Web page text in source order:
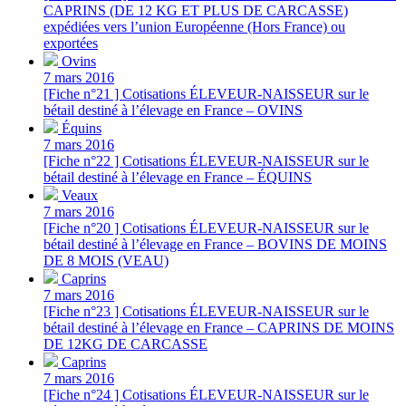
CAPRINS (DE 12 KG ET PLUS DE CARCASSE)
expédiées vers l’union Européenne (Hors France) ou
exportées
Ovins
7 mars 2016
[Fiche n°21 ] Cotisations ÉLEVEUR-NAISSEUR sur le
bétail destiné à l’élevage en France – OVINS
Équins
7 mars 2016
[Fiche n°22 ] Cotisations ÉLEVEUR-NAISSEUR sur le
bétail destiné à l’élevage en France – ÉQUINS
Veaux
7 mars 2016
[Fiche n°20 ] Cotisations ÉLEVEUR-NAISSEUR sur le
bétail destiné à l’élevage en France – BOVINS DE MOINS
DE 8 MOIS (VEAU)
Caprins
7 mars 2016
[Fiche n°23 ] Cotisations ÉLEVEUR-NAISSEUR sur le
bétail destiné à l’élevage en France – CAPRINS DE MOINS
DE 12KG DE CARCASSE
Caprins
7 mars 2016
[Fiche n°24 ] Cotisations ÉLEVEUR-NAISSEUR sur le